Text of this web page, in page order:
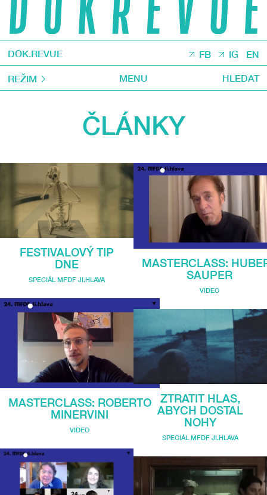
DOK.REVUE FB IG EN
REŽIM MENU HLEDAT
ČLÁNKY
FESTIVALOVÝ TIP
DNE
SPECIÁL MFDF JI.HLAVA
MASTERCLASS: ROBERTO
MINERVINI
VIDEO
MASTERCLASS:
SAUPER
VIDEO
ZTRATIT HLAS,
ABYCH DOSTAL
NOHY
SPECIÁL MFDF JI.HLAVA